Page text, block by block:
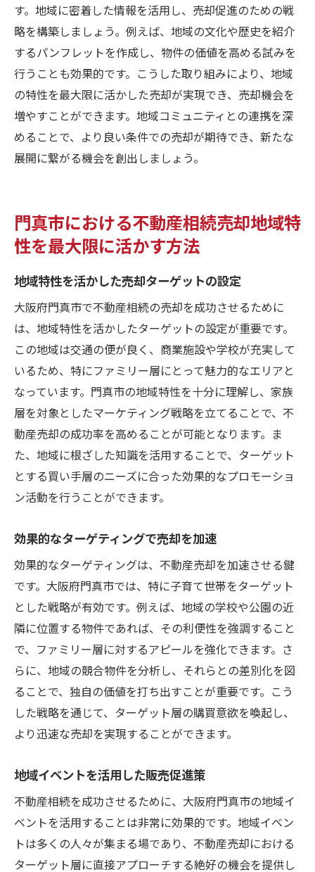
す。地域に密着した情報を活用し、売却促進のための戦
略を構築しましょう。例えば、地域の文化や歴史を紹介
するパンフレットを作成し、物件の価値を高める試みを
行うことも効果的です。こうした取り組みにより、地域
の特性を最大限に活かした売却が実現でき、売却機会を
増やすことができます。地域コミュニティとの連携を深
めることで、より良い条件での売却が期待でき、新たな
展開に繋がる機会を創出しましょう。
門真市における不動産相続売却地域特
性を最大限に活かす方法
地域特性を活かした売却ターゲットの設定
大阪府門真市で不動産相続の売却を成功させるために
は、地域特性を活かしたターゲットの設定が重要です。
この地域は交通の便が良く、商業施設や学校が充実して
いるため、特にファミリー層にとって魅力的なエリアと
なっています。門真市の地域特性を十分に理解し、家族
層を対象としたマーケティング戦略を立てることで、不
動産売却の成功率を高めることが可能となります。ま
た、地域に根ざした知識を活用することで、ターゲット
とする買い手層のニーズに合った効果的なプロモーショ
ン活動を行うことができます。
効果的なターゲティングで売却を加速
効果的なターゲティングは、不動産売却を加速させる鍵
です。大阪府門真市では、特に子育て世帯をターゲット
とした戦略が有効です。例えば、地域の学校や公園の近
隣に位置する物件であれば、その利便性を強調すること
で、ファミリー層に対するアピールを強化できます。さ
らに、地域の競合物件を分析し、それらとの差別化を図
ることで、独自の価値を打ち出すことが重要です。こう
した戦略を通じて、ターゲット層の購買意欲を喚起し、
より迅速な売却を実現することができます。
地域イベントを活用した販売促進策
不動産相続を成功させるために、大阪府門真市の地域イ
ベントを活用することは非常に効果的です。地域イベン
トは多くの人々が集まる場であり、不動産売却における
ターゲット層に直接アプローチする絶好の機会を提供し